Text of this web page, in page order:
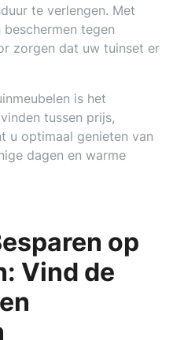
te verlengen. Met
tegen
zorgen dat uw tuinset er
is het
tussen prijs,
u optimaal genieten van
dagen en warme
op
Vind de